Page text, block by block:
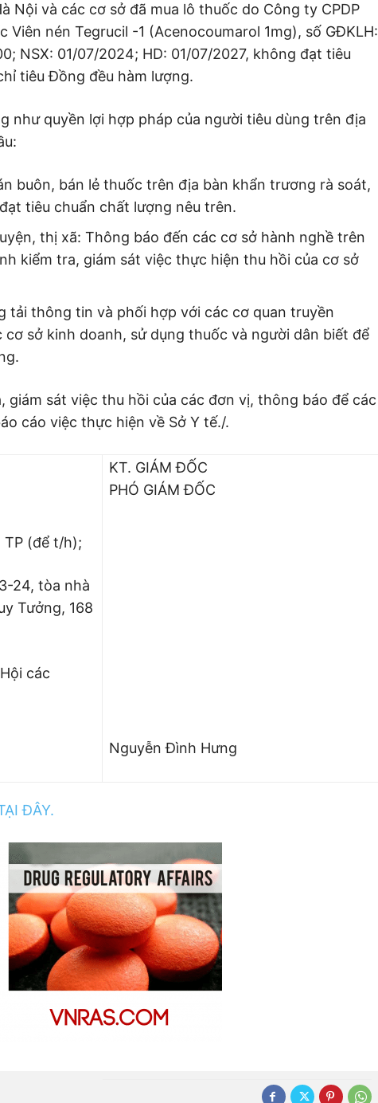
Nội và các cơ sở đã mua lô thuốc do Công ty CPDP
Viên nén Tegrucil -1 (Acenocoumarol 1mg), số GĐKLH:
NSX: 01/07/2024; HD: 01/07/2027, không đạt tiêu
tiêu Đồng đều hàm lượng.
như quyền lợi hợp pháp của người tiêu dùng trên địa
buôn, bán lẻ thuốc trên địa bàn khẩn trương rà soát,
tiêu chuẩn chất lượng nêu trên.
thị xã: Thông báo đến các cơ sở hành nghề trên
kiểm tra, giám sát việc thực hiện thu hồi của cơ sở
tải thông tin và phối hợp với các cơ quan truyền
sở kinh doanh, sử dụng thuốc và người dân biết để
giám sát việc thu hồi của các đơn vị, thông báo để các
cáo việc thực hiện về Sở Y tế./.
TP (để t/h);
24, tòa nhà
Tưởng, 168
các
KT. GIÁM ĐỐC
PHÓ GIÁM ĐỐC
Nguyễn Đình Hưng
ĐÂY.